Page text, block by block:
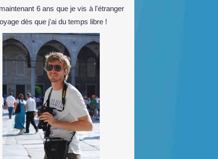
6 ans que je vis à l'étranger
dès que j'ai du temps libre !